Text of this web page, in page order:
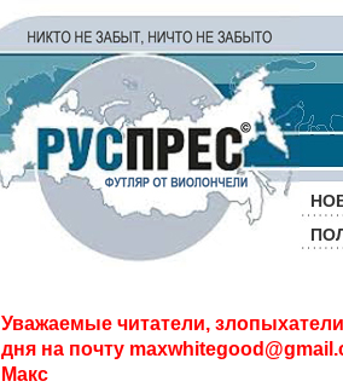
Уважаемые читатели,
дня на почту
Макс